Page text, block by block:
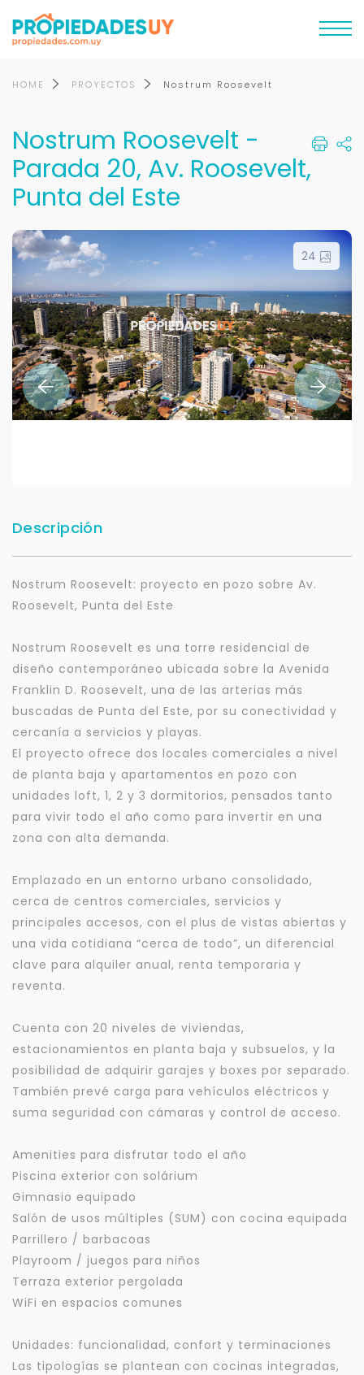
HOME PROYECTOS Nostrum Roosevelt
Nostrum Roosevelt -
Parada 20, Av. Roosevelt,
Punta del Este
24
Descripción
Nostrum Roosevelt: proyecto en pozo sobre Av.
Roosevelt, Punta del Este
Nostrum Roosevelt es una torre residencial de
diseño contemporáneo ubicada sobre la Avenida
Franklin D. Roosevelt, una de las arterias más
buscadas de Punta del Este, por su conectividad y
cercanía a servicios y playas.
El proyecto ofrece dos locales comerciales a nivel
de planta baja y apartamentos en pozo con
unidades loft, 1, 2 y 3 dormitorios, pensados tanto
para vivir todo el año como para invertir en una
zona con alta demanda.
Emplazado en un entorno urbano consolidado,
cerca de centros comerciales, servicios y
principales accesos, con el plus de vistas abiertas y
una vida cotidiana “cerca de todo”, un diferencial
clave para alquiler anual, renta temporaria y
reventa.
Cuenta con 20 niveles de viviendas,
estacionamientos en planta baja y subsuelos, y la
posibilidad de adquirir garajes y boxes por separado.
También prevé carga para vehículos eléctricos y
suma seguridad con cámaras y control de acceso.
Amenities para disfrutar todo el año
Piscina exterior con solárium
Gimnasio equipado
Salón de usos múltiples (SUM) con cocina equipada
Parrillero / barbacoas
Playroom / juegos para niños
Terraza exterior pergolada
WiFi en espacios comunes
Unidades: funcionalidad, confort y terminaciones
Las tipologías se plantean con cocinas integradas,